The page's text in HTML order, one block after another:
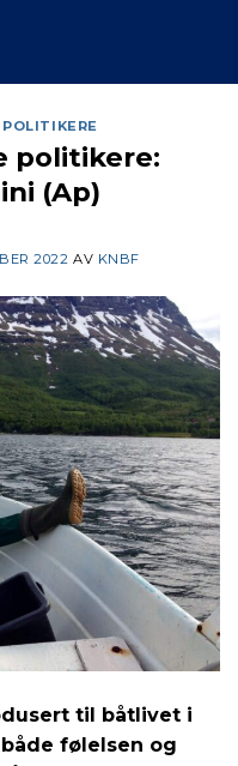
politikere:
(Ap)
2022 AV KNBF
til båtlivet i
følelsen og